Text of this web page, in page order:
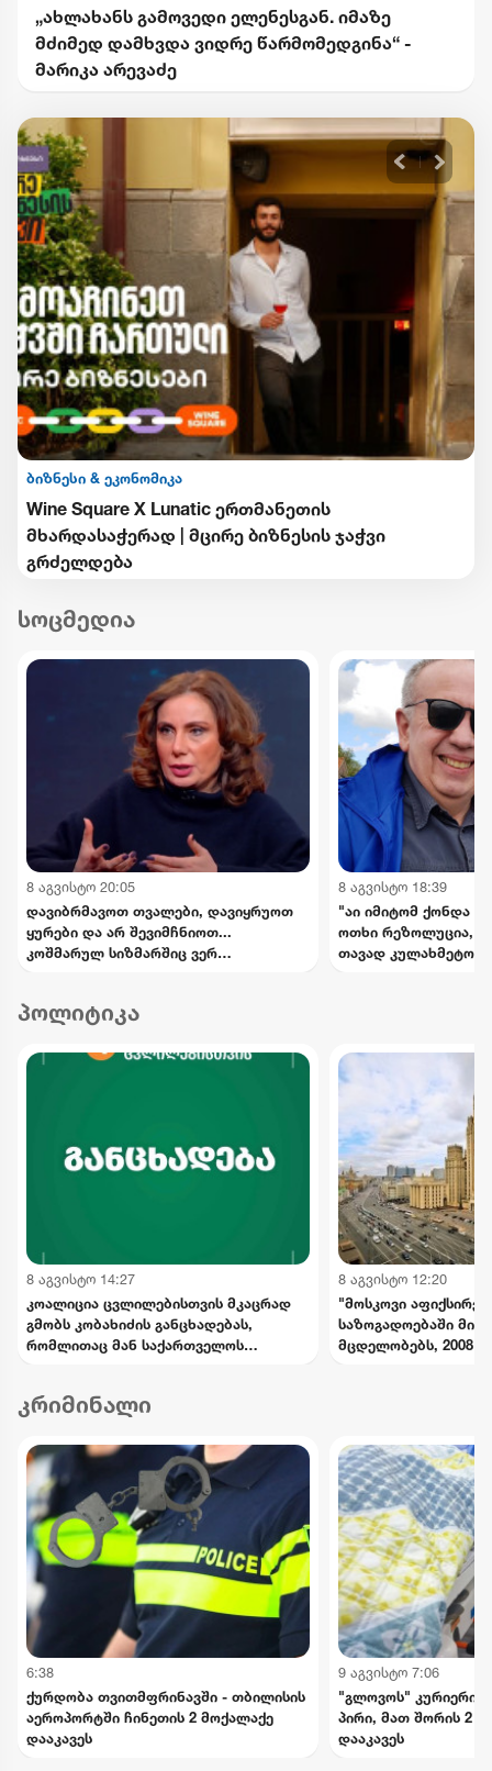
„ახლახანს გამოვედი ელენესგან. იმაზე
მძიმედ დამხვდა ვიდრე წარმომედგინა“ -
მარიკა არევაძე
ბიზნესი & ეკონომიკა
Wine Square X Lunatic ერთმანეთის
მხარდასაჭერად | მცირე ბიზნესის ჯაჭვი
გრძელდება
სოცმედია
8 აგვისტო 20:05
დავიბრმავოთ თვალები, დავიყრუოთ
ყურები და არ შევიმჩნიოთ...
კოშმარულ სიზმარშიც ვერ
8 აგვისტო 18:39
"აი იმიტომ ქონდა
ოთხი რეზოლუცია,
თავად
პოლიტიკა
8 აგვისტო 14:27
კოალიცია ცვლილებისთვის მკაცრად
გმობს კობახიძის განცხადებას,
რომლითაც მან საქართველოს
გააყალბა
8 აგვისტო 12:20
"მოსკოვი
საზოგადოებაში
მცდელობებს, 2008
უწყება
კრიმინალი
6:38
ქურდობა თვითმფრინავში - თბილისის
აეროპორტში ჩინეთის 2 მოქალაქე
დააკავეს
9 აგვისტო 7:06
"გლოვოს" კურიერის
პირი, მათ შორის 2
დააკავეს